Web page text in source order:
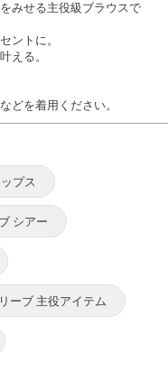
みせる主役級ブラウスで
ントに。
える。
どを着用ください。
プス
シアー
ーブ 主役アイテム